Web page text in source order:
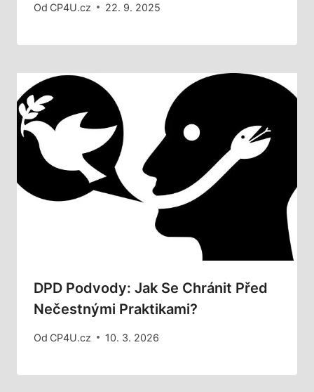
Od CP4U.cz 22. 9. 2025
DPD Podvody: Jak Se Chránit Před
Nečestnými Praktikami?
Od CP4U.cz 10. 3. 2026